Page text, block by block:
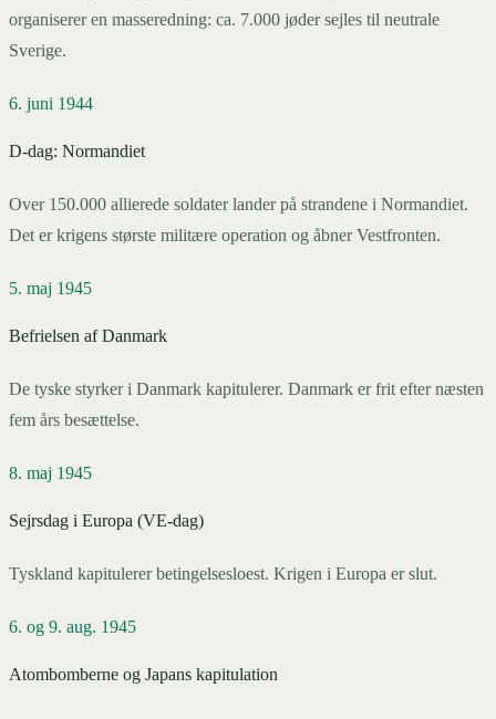
organiserer en masseredning: ca. 7.000 jøder sejles til neutrale
Sverige.
6. juni 1944
D-dag: Normandiet
Over 150.000 allierede soldater lander på strandene i Normandiet.
Det er krigens største militære operation og åbner Vestfronten.
5. maj 1945
Befrielsen af Danmark
De tyske styrker i Danmark kapitulerer. Danmark er frit efter næsten
fem års besættelse.
8. maj 1945
Sejrsdag i Europa (VE-dag)
Tyskland kapitulerer betingelsesloest. Krigen i Europa er slut.
6. og 9. aug. 1945
Atombomberne og Japans kapitulation